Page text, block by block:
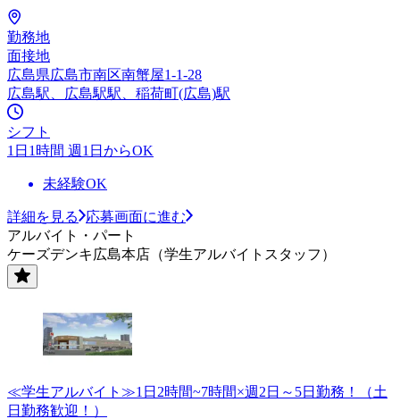
勤務地
面接地
広島県広島市南区南蟹屋1-1-28
広島駅、広島駅駅、稲荷町(広島)駅
シフト
1日1時間 週1日からOK
未経験OK
詳細を見る
応募画面に進む
アルバイト・パート
ケーズデンキ広島本店（学生アルバイトスタッフ）
≪学生アルバイト≫1日2時間~7時間×週2日～5日勤務！（土
日勤務歓迎！）